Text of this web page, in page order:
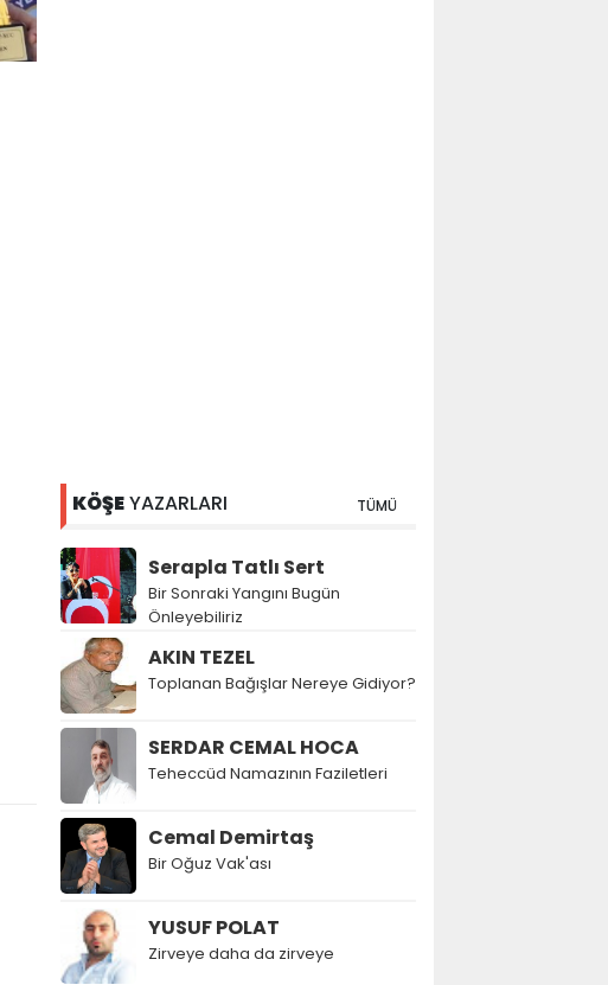
KÖŞEYAZARLARI TÜMÜ
Serapla Tatlı Sert
Bir Sonraki Yangını Bugün
Önleyebiliriz
AKIN TEZEL
Toplanan Bağışlar Nereye Gidiyor?
SERDAR CEMAL HOCA
Teheccüd Namazının Faziletleri
Cemal Demirtaş
Bir Oğuz Vak'ası
YUSUF POLAT
Zirveye daha da zirveye